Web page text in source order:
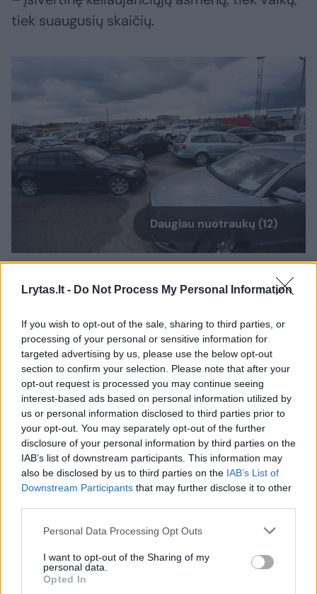
Lrytas.lt - Do Not Process My Personal Information
If you wish to opt-out of the sale, sharing to third parties, or
processing of your personal or sensitive information for
targeted advertising by us, please use the below opt-out
section to confirm your selection. Please note that after your
opt-out request is processed you may continue seeing
interest-based ads based on personal information utilized by
us or personal information disclosed to third parties prior to
your opt-out. You may separately opt-out of the further
disclosure of your personal information by third parties on the
IAB’s list of downstream participants. This information may
also be disclosed by us to third parties on the IAB’s List of
Downstream Participants that may further disclose it to other
Personal Data Processing Opt Outs
I want to opt-out of the Sharing of my
personal data.
Opted In
tiek suaugusių skaičių.
Daugiau nuotraukų (12)
M.Patašiaus nuotr.
„Automobilio dydis yra svarbi dedamoji,
kurią privalu įvertinti, kad kelionės neapkarstų
ir būtų komfortiškos. Erdvus salonas ir dar
erdvesnė bagažinė – tampa vienais iš
pagrindinių faktorių darančių didžiausią įtaką
pirkėjo pasirinkimui. Panašu, kad
pastaruosius vairuotojų poreikius kone šimtu
procentų patenkina universalo kėbulo tipo
automobiliai“, – pažymi jis ir priduria, kad
tarp populiariausių, pernai metais įsigytų,